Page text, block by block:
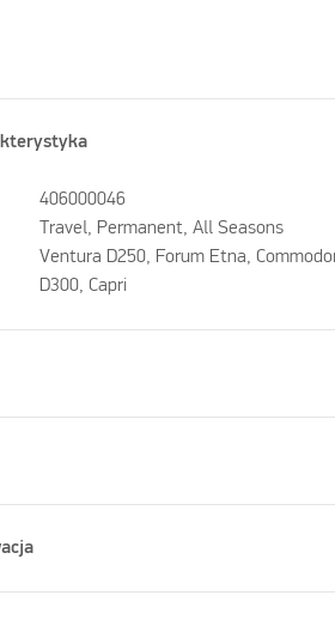
406000046
Travel, Permanent, All Seasons
Ventura D250, Forum Etna,
D300, Capri